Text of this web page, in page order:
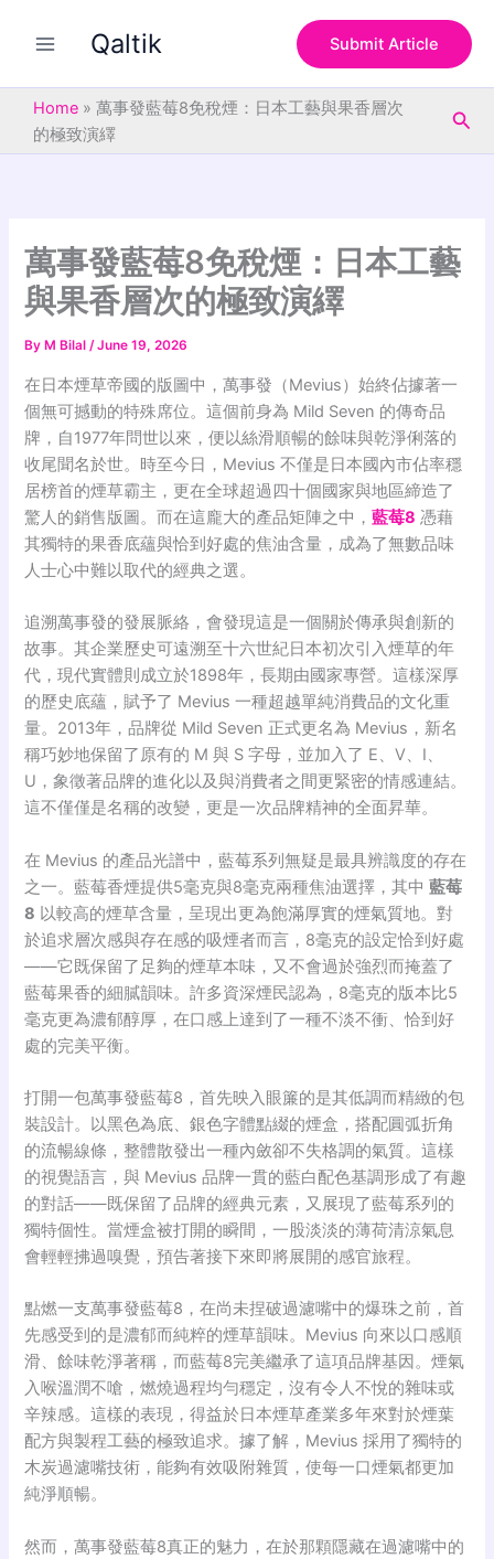
Qaltik Submit Article
Home » 萬事發藍莓8免稅煙：日本工藝與果香層次
的極致演繹
萬事發藍莓8免稅煙：日本工藝
與果香層次的極致演繹
By M Bilal/June 19, 2026
在日本煙草帝國的版圖中，萬事發（Mevius）始終佔據著一
個無可撼動的特殊席位。這個前身為 Mild Seven 的傳奇品
牌，自1977年問世以來 ，便以絲滑順暢的餘味與乾淨俐落的
收尾聞名於世。時至今日，Mevius 不僅是日本國內市佔率穩
居榜首的煙草霸主 ，更在全球超過四十個國家與地區締造了
驚人的銷售版圖。而在這龐大的產品矩陣之中，藍莓8 憑藉
其獨特的果香底蘊與恰到好處的焦油含量，成為了無數品味
人士心中難以取代的經典之選。
追溯萬事發的發展脈絡，會發現這是一個關於傳承與創新的
故事。其企業歷史可遠溯至十六世紀日本初次引入煙草的年
代，現代實體則成立於1898年，長期由國家專營。這樣深厚
的歷史底蘊，賦予了 Mevius 一種超越單純消費品的文化重
量。2013年，品牌從 Mild Seven 正式更名為 Mevius ，新名
稱巧妙地保留了原有的 M 與 S 字母，並加入了 E、V、I、
U，象徵著品牌的進化以及與消費者之間更緊密的情感連結。
這不僅僅是名稱的改變，更是一次品牌精神的全面昇華。
在 Mevius 的產品光譜中，藍莓系列無疑是最具辨識度的存在
之一。藍莓香煙提供5毫克與8毫克兩種焦油選擇 ，其中藍莓
8 以較高的煙草含量，呈現出更為飽滿厚實的煙氣質地。對
於追求層次感與存在感的吸煙者而言，8毫克的設定恰到好處
——它既保留了足夠的煙草本味，又不會過於強烈而掩蓋了
藍莓果香的細膩韻味。許多資深煙民認為，8毫克的版本比5
毫克更為濃郁醇厚 ，在口感上達到了一種不淡不衝、恰到好
處的完美平衡。
打開一包萬事發藍莓8，首先映入眼簾的是其低調而精緻的包
裝設計。以黑色為底、銀色字體點綴的煙盒 ，搭配圓弧折角
的流暢線條 ，整體散發出一種內斂卻不失格調的氣質。這樣
的視覺語言，與 Mevius 品牌一貫的藍白配色基調形成了有趣
的對話——既保留了品牌的經典元素，又展現了藍莓系列的
獨特個性。當煙盒被打開的瞬間，一股淡淡的薄荷清涼氣息
會輕輕拂過嗅覺 ，預告著接下來即將展開的感官旅程。
點燃一支萬事發藍莓8，在尚未捏破過濾嘴中的爆珠之前，首
先感受到的是濃郁而純粹的煙草韻味。Mevius 向來以口感順
滑、餘味乾淨著稱 ，而藍莓8完美繼承了這項品牌基因。煙氣
入喉溫潤不嗆，燃燒過程均勻穩定，沒有令人不悅的雜味或
辛辣感。這樣的表現，得益於日本煙草產業多年來對於煙葉
配方與製程工藝的極致追求。據了解，Mevius 採用了獨特的
木炭過濾嘴技術 ，能夠有效吸附雜質，使每一口煙氣都更加
純淨順暢。
然而，萬事發藍莓8真正的魅力，在於那顆隱藏在過濾嘴中的